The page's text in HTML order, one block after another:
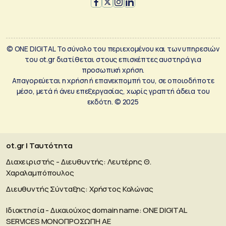
© ONE DIGITAL Το σύνολο του περιεχομένου και των υπηρεσιών
του ot.gr διατίθεται στους επισκέπτες αυστηρά για
προσωπική χρήση.
Απαγορεύεται η χρήση ή επανεκπομπή του, σε οποιοδήποτε
μέσο, μετά ή άνευ επεξεργασίας, χωρίς γραπτή άδεια του
εκδότη. © 2025
ot.gr | Ταυτότητα
Διαχειριστής - Διευθυντής: Λευτέρης Θ.
Χαραλαμπόπουλος
Διευθυντής Σύνταξης: Χρήστος Κολώνας
Ιδιοκτησία - Δικαιούχος domain name: ΟΝΕ DIGITAL
SERVICES MONOΠΡΟΣΩΠΗ ΑΕ